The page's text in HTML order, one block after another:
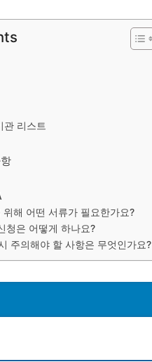
관 리스트
위해 어떤 서류가 필요한가요?
청은 어떻게 하나요?
주의해야 할 사항은 무엇인가요?